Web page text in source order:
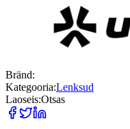
Bränd:
Kategooria:Lenksud
Laoseis:Otsas